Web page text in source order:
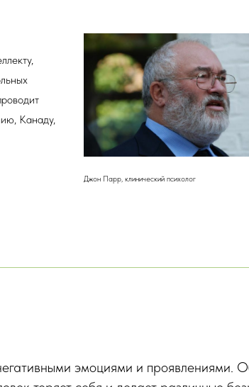
Канаду,
Джон Парр, клинический психолог
эмоциями и проявлениями.